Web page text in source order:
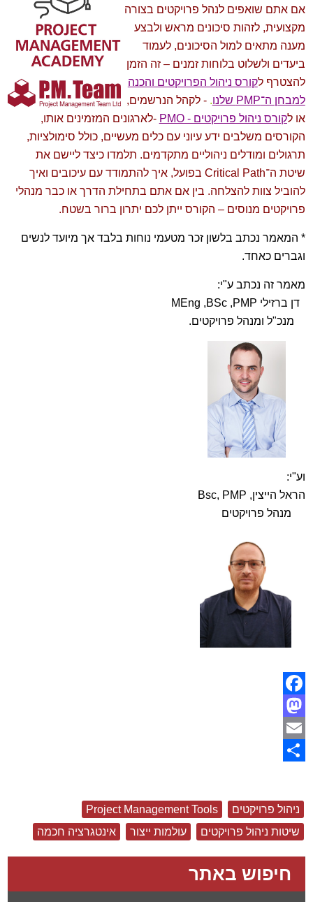
אם אתם שואפים לנהל פרויקטים בצורה
מקצועית, לזהות סיכונים מראש ולבצע
מענה מתאים למול הסיכונים, לעמוד
ביעדים ולשלוט בלוחות זמנים – זה הזמן
להצטרף לקורס ניהול הפרויקטים והכנה
למבחן ה־PMP שלנו
.- לקהל הנרשמים,
או לקורס ניהול פרויקטים - PMO
-לארגונים המזמינים אותו,
הקורסים משלבים ידע עיוני עם כלים מעשיים, כולל סימולציות,
תרגולים ומודלים ניהוליים מתקדמים. תלמדו כיצד ליישם את
שיטת ה־Critical Path בפועל, איך להתמודד עם עיכובים ואיך
להוביל צוות להצלחה. בין אם אתם בתחילת הדרך או כבר מנהלי
פרויקטים מנוסים – הקורס ייתן לכם יתרון ברור בשטח.
* המאמר נכתב בלשון זכר מטעמי נוחות בלבד אך מיועד לנשים
וגברים כאחד.
מאמר זה נכתב ע"י:
דן ברזילי MEng ,BSc ,PMP
מנכ"ל ומנהל פרויקטים.
וע"י:
הראל הייצין, Bsc, PMP
מנהל פרויקטים
Facebook
Mastodon
Email
ניהול פרויקטים
Project Management Tools
שיטות ניהול פרויקטים
עולמות ייצור אינטגרציה חכמה
חיפוש באתר